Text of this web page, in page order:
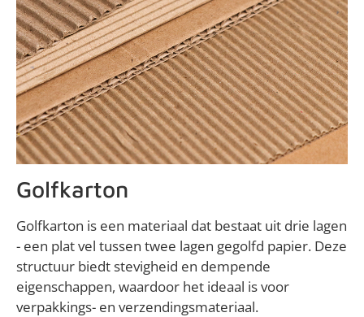
Golfkarton
Golfkarton is een materiaal dat bestaat uit drie lagen
- een plat vel tussen twee lagen gegolfd papier. Deze
structuur biedt stevigheid en dempende
eigenschappen, waardoor het ideaal is voor
verpakkings- en verzendingsmateriaal.